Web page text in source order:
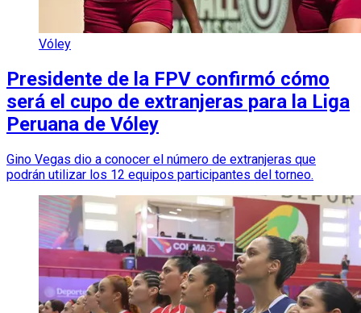
Vóley
Presidente de la FPV confirmó cómo
será el cupo de extranjeras para la Liga
Peruana de Vóley
Gino Vegas dio a conocer el número de extranjeras que
podrán utilizar los 12 equipos participantes del torneo.